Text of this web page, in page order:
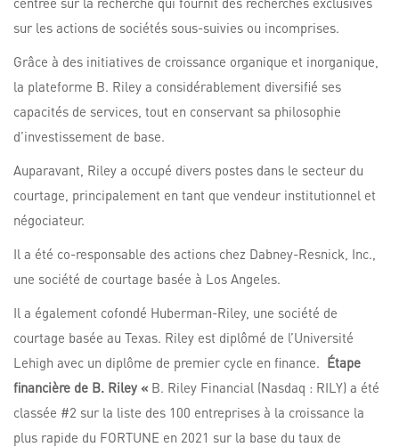
sur les actions de sociétés sous-suivies ou incomprises.
Grâce à des initiatives de croissance organique et inorganique,
la plateforme B. Riley a considérablement diversifié ses
capacités de services, tout en conservant sa philosophie
d’investissement de base.
Auparavant, Riley a occupé divers postes dans le secteur du
courtage, principalement en tant que vendeur institutionnel et
négociateur.
Il a été co-responsable des actions chez Dabney-Resnick, Inc.,
une société de courtage basée à Los Angeles.
Il a également cofondé Huberman-Riley, une société de
courtage basée au Texas. Riley est diplômé de l’Université
Lehigh avec un diplôme de premier cycle en finance. Étape
financière de B. Riley « B. Riley Financial (Nasdaq : RILY) a été
classée #2 sur la liste des 100 entreprises à la croissance la
plus rapide du FORTUNE en 2021 sur la base du taux de